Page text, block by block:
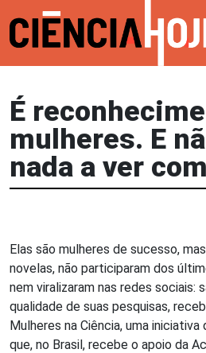
É
mulheres. E
nada a ver
Elas são mulheres de sucesso,
novelas, não participaram dos
nem viralizaram nas redes sociais:
qualidade de suas pesquisas,
Mulheres na Ciência, uma iniciativa
que, no Brasil, recebe o apoio da